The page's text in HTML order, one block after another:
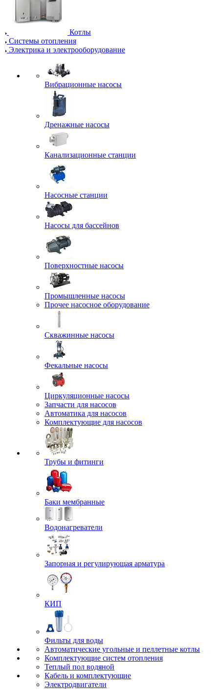
Котлы
Системы отопления
Электрика и электрооборудование
Вибрационные насосы
Дренажные насосы
Канализационные станции
Насосные станции
Насосы для бассейнов
Поверхностные насосы
Промышленные насосы
Прочее насосное оборудование
Скважинные насосы
Фекальные насосы
Циркуляционные насосы
Запчасти для насосов
Автоматика для насосов
Комплектующие для насосов
Трубы и фитинги
Баки мембранные
Водонагреватели
Запорная и регулирующая арматура
КИП
Фильты для воды
Автоматические угольные и пеллетные котлы
Комплектующие систем отопления
Теплый пол водяной
Кабель и комплектующие
Электродвигатели